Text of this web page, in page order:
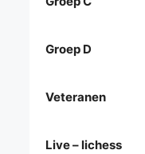
Groep D
Veteranen
Live – lichess